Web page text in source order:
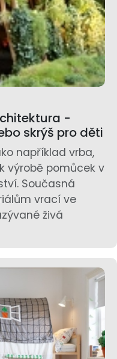
-
skrýš pro děti
například vrba,
výrobě pomůcek v
Současná
vrací ve
živá